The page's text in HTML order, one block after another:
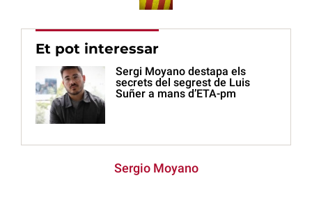
Et pot interessar
Sergi Moyano destapa els
secrets del segrest de Luis
Suñer a mans d’ETA-pm
Sergio Moyano